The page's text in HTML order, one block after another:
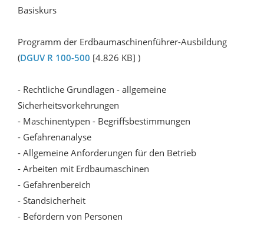
Basiskurs
Programm der Erdbaumaschinenführer-Ausbildung
(DGUV R 100-500 [4.826 KB] )
- Rechtliche Grundlagen - allgemeine
Sicherheitsvorkehrungen
- Maschinentypen - Begriffsbestimmungen
- Gefahrenanalyse
- Allgemeine Anforderungen für den Betrieb
- Arbeiten mit Erdbaumaschinen
- Gefahrenbereich
- Standsicherheit
- Befördern von Personen